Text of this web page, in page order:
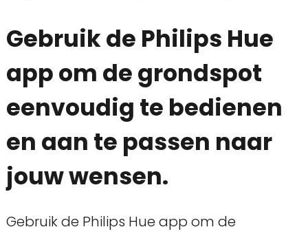
Gebruik de Philips Hue
app om de grondspot
eenvoudig te bedienen
en aan te passen naar
jouw wensen.
Gebruik de Philips Hue app om de